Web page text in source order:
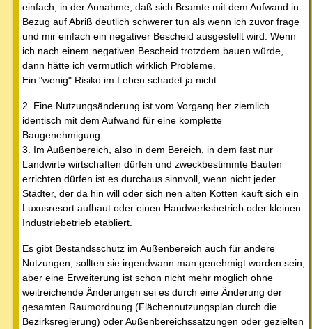
einfach, in der Annahme, daß sich Beamte mit dem Aufwand in
Bezug auf Abriß deutlich schwerer tun als wenn ich zuvor frage
und mir einfach ein negativer Bescheid ausgestellt wird. Wenn
ich nach einem negativen Bescheid trotzdem bauen würde,
dann hätte ich vermutlich wirklich Probleme.
Ein "wenig" Risiko im Leben schadet ja nicht.
2. Eine Nutzungsänderung ist vom Vorgang her ziemlich
identisch mit dem Aufwand für eine komplette
Baugenehmigung.
3. Im Außenbereich, also in dem Bereich, in dem fast nur
Landwirte wirtschaften dürfen und zweckbestimmte Bauten
errichten dürfen ist es durchaus sinnvoll, wenn nicht jeder
Städter, der da hin will oder sich nen alten Kotten kauft sich ein
Luxusresort aufbaut oder einen Handwerksbetrieb oder kleinen
Industriebetrieb etabliert.
Es gibt Bestandsschutz im Außenbereich auch für andere
Nutzungen, sollten sie irgendwann man genehmigt worden sein,
aber eine Erweiterung ist schon nicht mehr möglich ohne
weitreichende Änderungen sei es durch eine Änderung der
gesamten Raumordnung (Flächennutzungsplan durch die
Bezirksregierung) oder Außenbereichssatzungen oder gezielten